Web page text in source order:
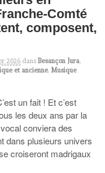
Comté
composent,
2026 dans Besançon Jura,
et ancienne, Musique
un fait ! Et c’est
les deux ans par la
conviera des
dans plusieurs univers
croiseront madrigaux